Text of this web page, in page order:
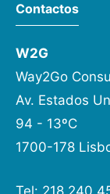
Contactos
W2G
Way2Go
Av. Estados
94 - 13ºC
1700-178
Tel: 218 240